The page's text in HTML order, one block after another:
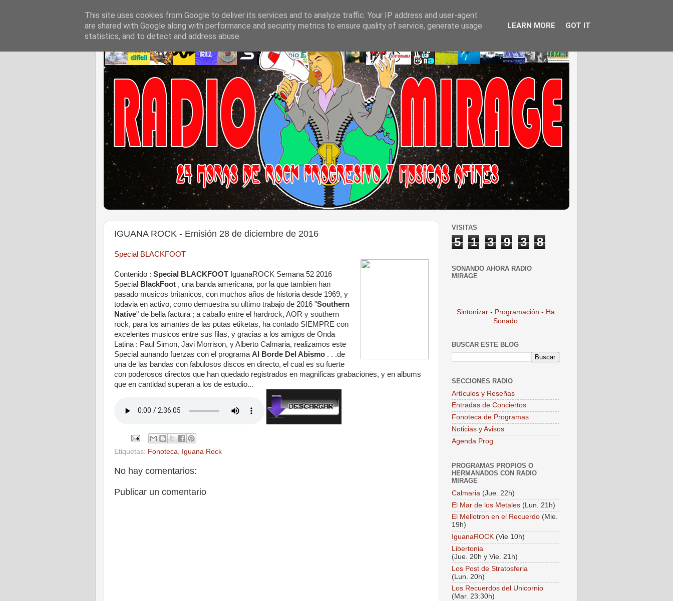
IGUANA ROCK - Emisión 28 de diciembre de 2016
Special BLACKFOOT
Contenido : Special BLACKFOOT IguanaROCK Semana 52 2016
Special
BlackFoot , una banda americana, por la que tambien han
pasado musicos britanicos, con muchos años de historia desde 1969, y
todavia en activo, como demuestra su ultimo trabajo de 2016 "Southern
Native" de bella factura ; a caballo entre el hardrock, AOR y southern
rock, para los amantes de las putas etiketas, ha contado SIEMPRE con
excelentes musicos entre sus filas, y gracias a los amigos de Onda
Latina : Paul Simon, Javi Morrison, y Alberto Calmaria, realizamos este
Special aunando fuerzas con el programa Al Borde Del Abismo . . .de
una de las bandas con fabulosos discos en directo, el cual es su fuerte
con poderosos directos que han quedado registrados en magnificas grabaciones, y en albums
que en cantidad superan a los de estudio...
Etiquetas: Fonoteca, Iguana Rock
No hay comentarios:
Publicar un comentario
VISITAS
5 1 3 9 3 8
SONANDO AHORA RADIO
MIRAGE
Sintonizar - Programación - Ha
Sonado
BUSCAR ESTE BLOG
SECCIONES RADIO
Artículos y Reseñas
Entradas de Conciertos
Fonoteca de Programas
Noticias y Avisos
Agenda Prog
PROGRAMAS PROPIOS O
HERMANADOS CON RADIO
MIRAGE
Calmaria (Jue. 22h)
El Mar de los Metales (Lun. 21h)
El Mellotron en el Recuerdo (Mie.
19h)
IguanaROCK (Vie 10h)
Libertonia
(Jue. 20h y Vie. 21h)
Los Post de Stratosferia
(Lun. 20h)
Los Recuerdos del Unicornio
(Mar. 23:30h)
This site uses cookies from Google to deliver its services and to analyze traffic. Your IP address and user-agent
are shared with Google along with performance and security metrics to ensure quality of service, generate usage
statistics, and to detect and address abuse.
LEARN MORE GOT IT